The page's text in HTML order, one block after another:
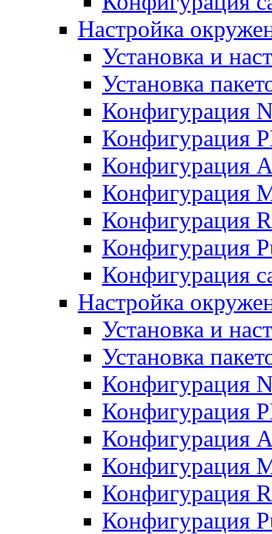
Настройка
Установка и
Установка
Конфигурация
Конфигурация
Конфигурация
Конфигурация
Конфигурация
Конфигурация
Конфигурация
Настройка
Установка и
Установка
Конфигурация
Конфигурация
Конфигурация
Конфигурация
Конфигурация
Конфигурация